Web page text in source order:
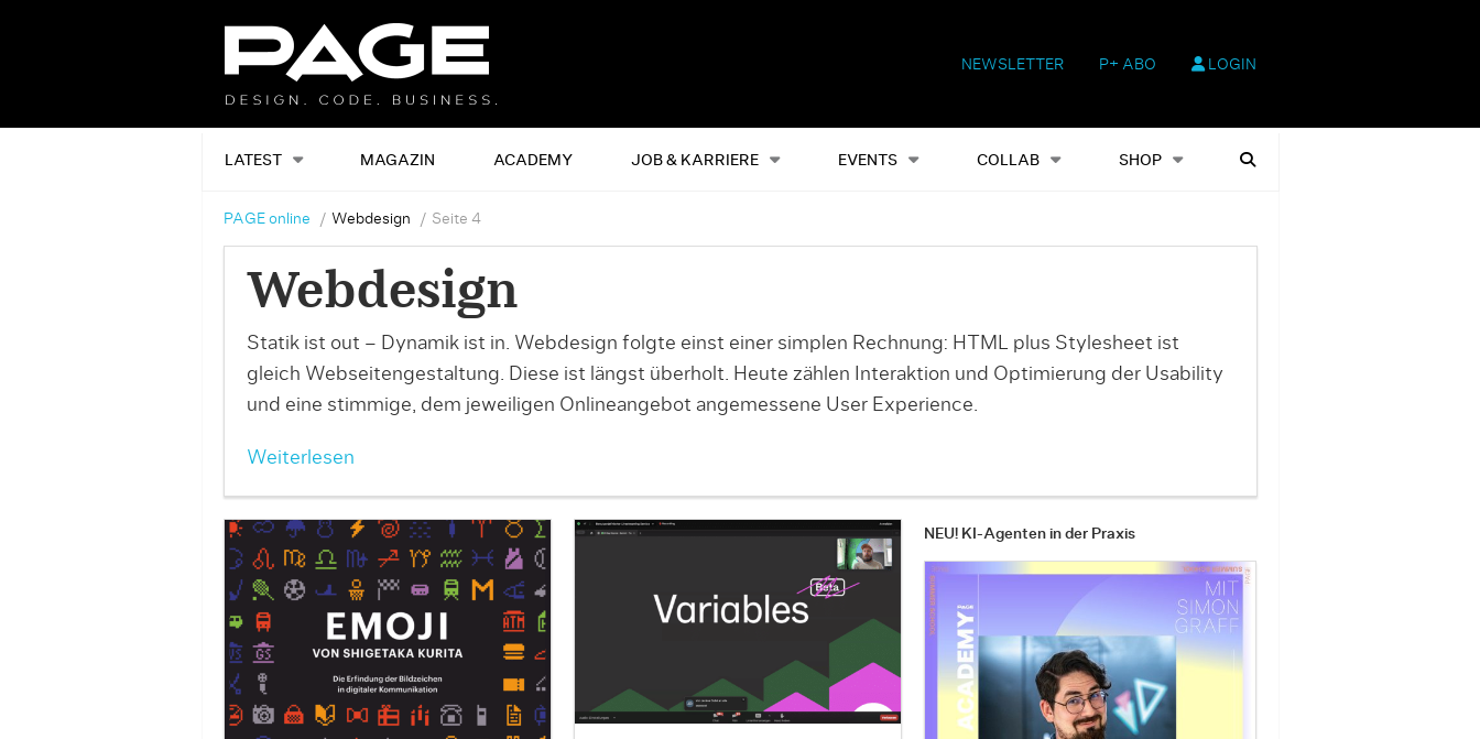
NEWSLETTER P+ ABO LOGIN
LATEST MAGAZIN ACADEMY JOB & KARRIERE EVENTS COLLAB SHOP
Alles Events Shop Heftausgaben Suchen
PAGE online Webdesign Seite 4
Webdesign
Statik ist out – Dynamik ist in. Webdesign folgte einst einer simplen Rechnung: HTML plus Stylesheet ist
gleich Webseitengestaltung. Diese ist längst überholt. Heute zählen Interaktion und Optimierung der Usability
und eine stimmige, dem jeweiligen Onlineangebot angemessene User Experience.
Weiterlesen
NEU! KI-Agenten in der Praxis